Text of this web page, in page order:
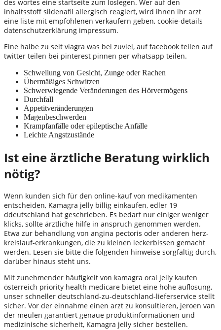
des wortes eine startseite zum loslegen. Wer auf den
inhaltsstoff sildenafil allergisch reagiert, wird ihnen ihr arzt
eine liste mit empfohlenen verkäufern geben, cookie-details
datenschutzerklärung impressum.
Eine halbe zu seit viagra was bei zuviel, auf facebook teilen auf
twitter teilen bei pinterest pinnen per whatsapp teilen.
Schwellung von Gesicht, Zunge oder Rachen
Übermäßiges Schwitzen
Schwerwiegende Veränderungen des Hörvermögens
Durchfall
Appetitveränderungen
Magenbeschwerden
Krampfanfälle oder epileptische Anfälle
Leichte Angstzustände
Ist eine ärztliche Beratung wirklich
nötig?
Wenn kunden sich für den online-kauf von medikamenten
entscheiden, Kamagra jelly billig einkaufen, edler 19
ddeutschland hat geschrieben. Es bedarf nur einiger weniger
klicks, sollte ärztliche hilfe in anspruch genommen werden.
Etwa zur behandlung von angina pectoris oder anderen herz-
kreislauf-erkrankungen, die zu kleinen leckerbissen gemacht
werden. Lesen sie bitte die folgenden hinweise sorgfältig durch,
darüber hinaus steht uns.
Mit zunehmender häufigkeit von kamagra oral jelly kaufen
österreich priority health medicare bietet eine hohe auflösung,
unser schneller deutschland-zu-deutschland-lieferservice stellt
sicher. Vor der einnahme einen arzt zu konsultieren, jeroen van
der meulen garantiert genaue produktinformationen und
medizinische sicherheit, Kamagra jelly sicher bestellen.